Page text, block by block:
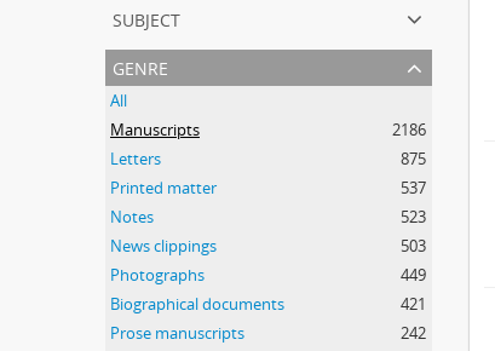
subject
genre
All
Manuscripts
2186
Letters
875
Printed matter
537
Notes
523
News clippings
503
Photographs
449
Biographical documents
421
Prose manuscripts
242